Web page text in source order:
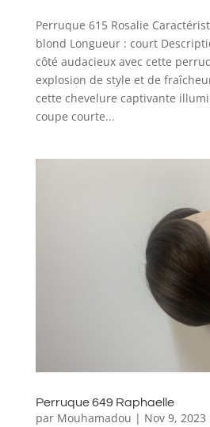
Perruque 615 Rosalie
blond Longueur : court
côté audacieux avec cette
explosion de style et de
cette chevelure captivante
coupe courte...
Perruque 649 Raphaelle
par Mouhamadou | Nov 9, 2023